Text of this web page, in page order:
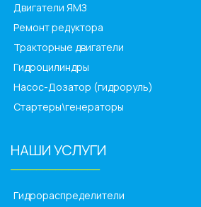
Двигатели ЯМЗ
Ремонт редуктора
Тракторные двигатели
Гидроцилиндры
Насос-Дозатор (гидроруль)
Стартеры\генераторы
НАШИ УСЛУГИ
Гидрораспределители